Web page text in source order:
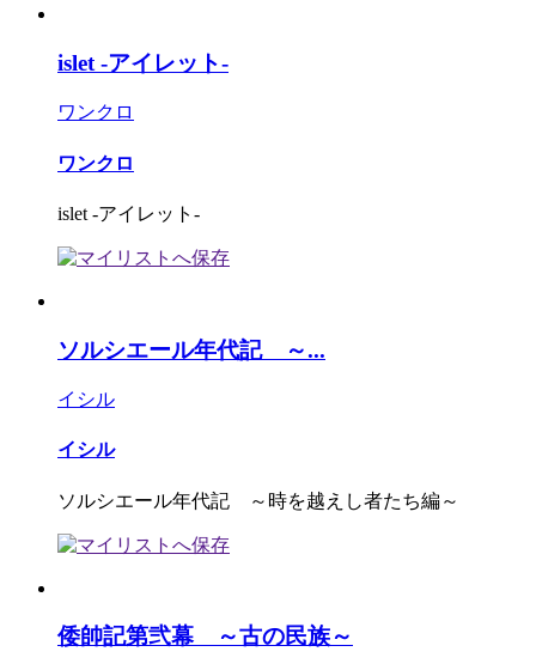
islet -アイレット-
ワンクロ
ワンクロ
islet -アイレット-
ソルシエール年代記 ～...
イシル
イシル
ソルシエール年代記 ～時を越えし者たち編～
倭帥記第弐幕 ～古の民族～